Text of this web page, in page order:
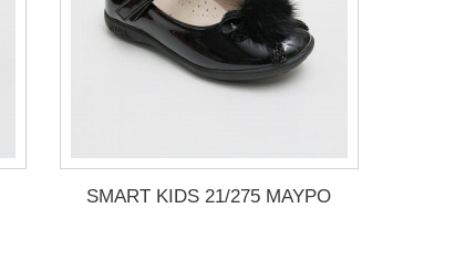
SMART KIDS 21/275 ΜΑΥΡΟ